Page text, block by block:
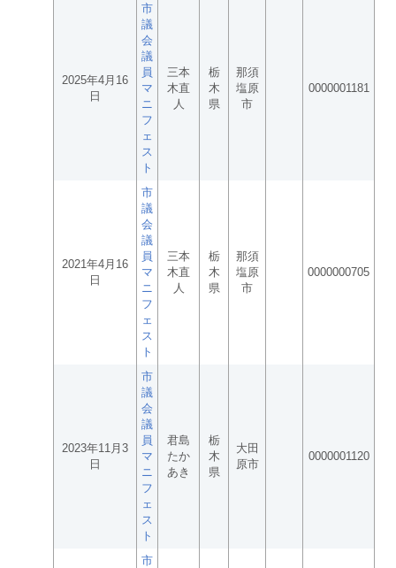
2025年4月16
日
市
議
会
議
員
マ
ニ
フ
ェ
ス
ト
三本
木直
人
栃
木
県
那須
塩原
市
0000001181
2021年4月16
日
市
議
会
議
員
マ
ニ
フ
ェ
ス
ト
三本
木直
人
栃
木
県
那須
塩原
市
0000000705
2023年11月3
日
市
議
会
議
員
マ
ニ
フ
ェ
ス
ト
君島
たか
あき
栃
木
県
大田
原市
0000001120
市